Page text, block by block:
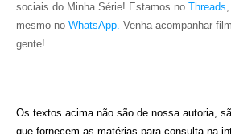
sociais do Minha Série! Estamos no Threads,
mesmo no WhatsApp. Venha acompanhar
gente!
Os textos acima não são de nossa autoria,
que fornecem as matérias para consulta na